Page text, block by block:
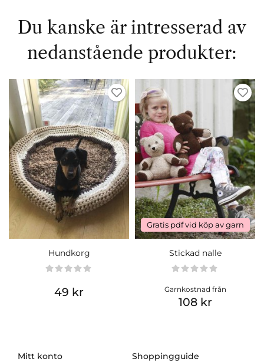
Du kanske är intresserad av
nedanstående produkter:
Hundkorg
49 kr
Gratis pdf vid köp av garn
Stickad nalle
Garnkostnad från
108 kr
Mitt konto Shoppingguide